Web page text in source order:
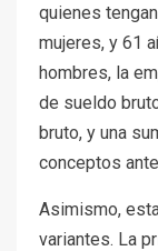
quienes
mujeres, y 61
hombres, la
de sueldo
bruto, y una
conceptos
Asimismo,
variantes. La